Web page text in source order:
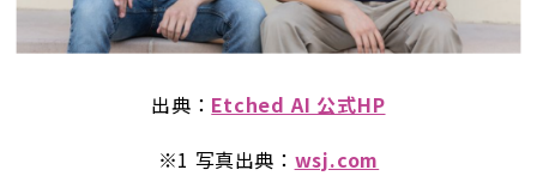
出典： Etched AI 公式HP
※1 写真出典： wsj.com